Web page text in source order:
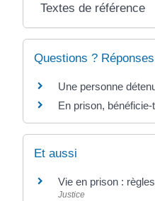
Textes de référence
Questions ?
Une personne
En prison,
Et aussi
Vie en prison :
Justice